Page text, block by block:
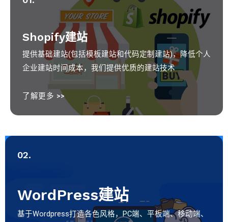
Shopify建站
提供基础建站(包括模板建站和代码定制建站)，降低个人
企业建站时间成本，我们提供优质的建站技术
了解更多 >>
02.
WordPress建站
基于Wordpress打造各色风格，PC端、平板端、移动端、